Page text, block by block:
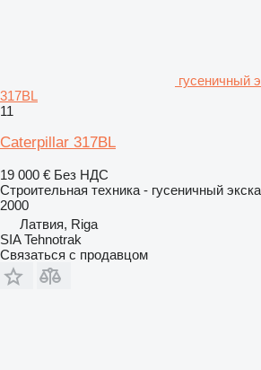
гусеничный
317BL
11
Caterpillar 317BL
19 000 € Без НДС
Строительная техника - гусеничный
2000
Латвия, Riga
SIA Tehnotrak
Связаться с продавцом